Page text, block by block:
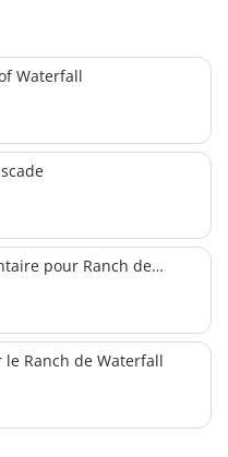
Waterfall
pour Ranch de
le Ranch de Waterfall